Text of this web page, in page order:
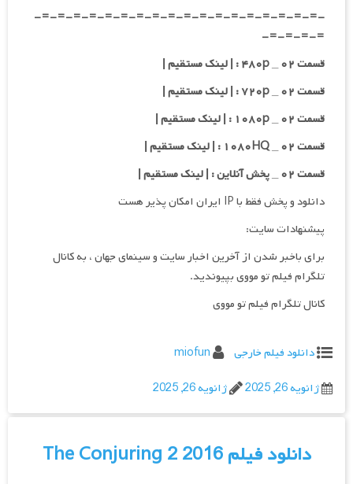
-=-=-=-=-=-=-=-=-=-=-=-=-=-=-=-=-=-=-
=-=-=-=-
قسمت ۰۲ _ ۴۸۰p : | لینک مستقیم |
قسمت ۰۲ _ ۷۲۰p : | لینک مستقیم |
قسمت ۰۲ _ ۱۰۸۰p : | لینک مستقیم |
قسمت ۰۲ _ ۱۰۸۰HQ : | لینک مستقیم |
قسمت ۰۲ _ پخش آنلاین : | لینک مستقیم |
دانلود و پخش فقط با IP ایران امکان پذیر هست
پیشنهادات سایت:
برای باخبر شدن از آخرین اخبار سایت و سینمای جهان ، به کانال
تلگرام فیلم تو مووی بپیوندید.
کانال تلگرام فیلم تو مووی
دانلود فیلم خارجی
miofun
ژانویه 26, 2025
ژانویه 26, 2025
دانلود فیلم The Conjuring 2 2016